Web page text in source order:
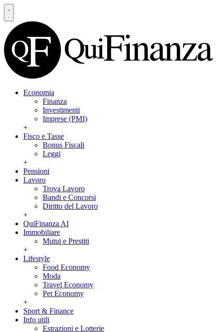
Economia
Finanza
Investimenti
Imprese (PMI)
+
Fisco e Tasse
Bonus Fiscali
Leggi
+
Pensioni
Lavoro
Trova Lavoro
Bandi e Concorsi
Diritto del Lavoro
+
QuiFinanza AI
Immobiliare
Mutui e Prestiti
+
Lifestyle
Food Economy
Moda
Travel Economy
Pet Economy
+
Sport & Finance
Info utili
Estrazioni e Lotterie